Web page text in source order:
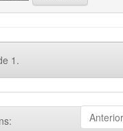
1.
Anterior